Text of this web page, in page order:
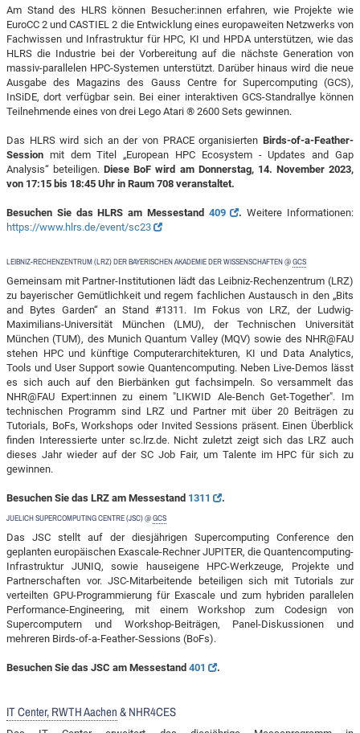
Am Stand des HLRS können Besucher:innen erfahren, wie Projekte wie
EuroCC 2 und CASTIEL 2 die Entwicklung eines europaweiten Netzwerks von
Fachwissen und Infrastruktur für HPC, KI und HPDA unterstützen, wie das
HLRS die Industrie bei der Vorbereitung auf die nächste Generation von
massiv-parallelen HPC-Systemen unterstützt. Darüber hinaus wird die neue
Ausgabe des Magazins des Gauss Centre for Supercomputing (GCS),
InSiDE, dort verfügbar sein. Bei einer interaktiven GCS-Standrallye können
Teilnehmende eines von drei Lego Atari ® 2600 Sets gewinnen.
Das HLRS wird sich an der von PRACE organisierten Birds-of-a-Feather-
Session mit dem Titel „European HPC Ecosystem - Updates and Gap
Analysis“ beteiligen.Diese BoF wird am Donnerstag, 14. November 2023,
von 17:15 bis 18:45 Uhr in Raum 708 veranstaltet.
Besuchen Sie das HLRS am Messestand 409 . Weitere Informationen:
https://www.hlrs.de/event/sc23
LEIBNIZ-RECHENZENTRUM (LRZ) DER BAYERISCHEN AKADEMIE DER WISSENSCHAFTEN @GCS
Gemeinsam mit Partner-Institutionen lädt das Leibniz-Rechenzentrum (LRZ)
zu bayerischer Gemütlichkeit und regem fachlichen Austausch in den „Bits
and Bytes Garden“ an Stand #1311. Im Fokus von LRZ, der Ludwig-
Maximilians-Universität München (LMU), der Technischen Universität
München (TUM), des Munich Quantum Valley (MQV) sowie des NHR@FAU
stehen HPC und künftige Computerarchitekturen, KI und Data Analytics,
Tools und User Support sowie Quantencomputing. Neben Live-Demos lässt
es sich auch auf den Bierbänken gut fachsimpeln. So versammelt das
NHR@FAU Expert:innen zu einem "LIKWID Ale-Bench Get-Together". Im
technischen Programm sind LRZ und Partner mit über 20 Beiträgen zu
Tutorials, BoFs, Workshops oder Invited Sessions präsent. Einen Überblick
finden Interessierte unter sc.lrz.de. Nicht zuletzt zeigt sich das LRZ auch
dieses Jahr wieder auf der SC Job Fair, um Talente im HPC für sich zu
gewinnen.
Besuchen Sie das LRZ am Messestand 1311 .
JUELICH SUPERCOMPUTING CENTRE (JSC) @GCS
Das JSC stellt auf der diesjährigen Supercomputing Conference den
geplanten europäischen Exascale-Rechner JUPITER, die Quantencomputing-
Infrastruktur JUNIQ, sowie hauseigene HPC-Werkzeuge, Projekte und
Partnerschaften vor. JSC-Mitarbeitende beteiligen sich mit Tutorials zur
verteilten GPU-Programmierung für Exascale und zum hybriden parallelen
Performance-Engineering, mit einem Workshop zum Codesign von
Supercomputern und Workshop-Beiträgen, Panel-Diskussionen und
mehreren Birds-of-a-Feather-Sessions (BoFs).
Besuchen Sie das JSC am Messestand 401 .
IT Center, RWTH Aachen& NHR4CES